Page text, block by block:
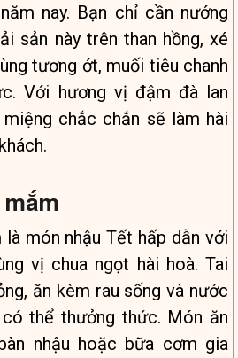
nay. Bạn chỉ cần nướng
sản này trên than hồng, xé
tương ớt, muối tiêu chanh
Với hương vị đậm đà lan
chắc chắn sẽ làm hài
món nhậu Tết hấp dẫn với
vị chua ngọt hài hoà. Tai
ăn kèm rau sống và nước
thể thưởng thức. Món ăn
nhậu hoặc bữa cơm gia